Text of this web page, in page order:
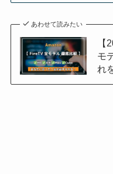
あわせて読みたい
モ
れ